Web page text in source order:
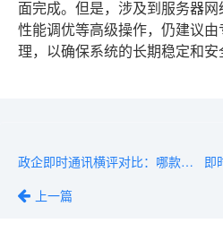
面完成。但是，涉及到服务器网
性能调优等高级操作，仍建议
理，以确保系统的长期稳定和安
政企即时通讯横评对比：哪款更适合你的企业？
上一篇